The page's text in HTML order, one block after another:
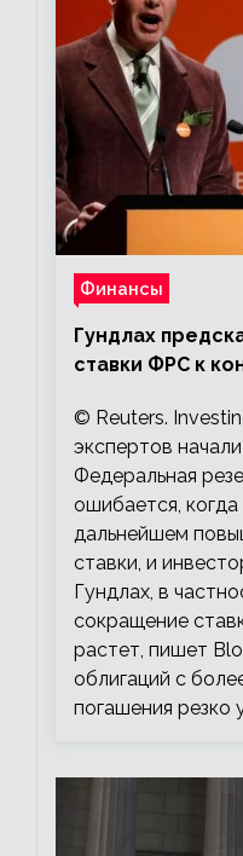
Финансы
Гундлах
ставки ФРС к
© Reuters.
экспертов
Федеральная
ошибается,
дальнейшем
ставки, и
Гундлах, в
сокращение
растет, пишет
облигаций с
погашения резко